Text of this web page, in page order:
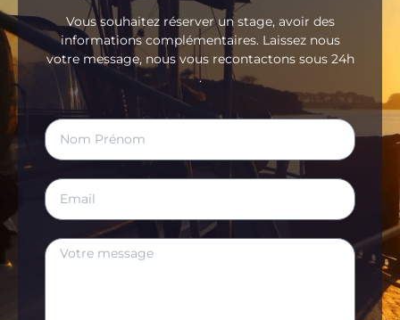
Vous souhaitez réserver un stage, avoir des
informations complémentaires. Laissez nous
votre message, nous vous recontactons sous 24h
.